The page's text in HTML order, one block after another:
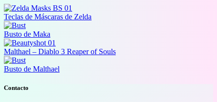
7,00 €
Teclas de Máscaras de Zelda
Busto de Maka
Malthael – Diablo 3 Reaper of Souls
Busto de Malthael
Contacto